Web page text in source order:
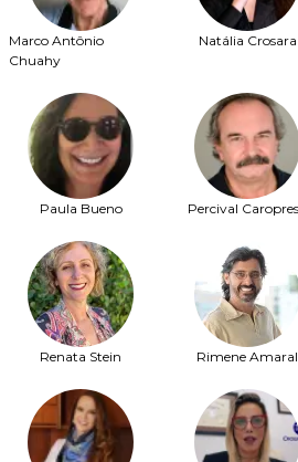
Marco Antônio
Chuahy
Natália Crosara
Paula Bueno Percival
Renata Stein Rimene Amaral